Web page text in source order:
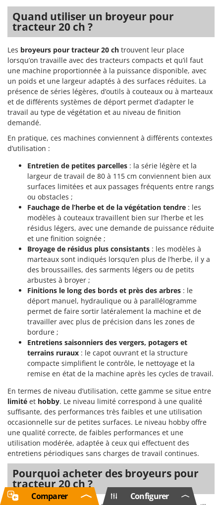
Quand utiliser un broyeur pour
tracteur 20 ch ?
Les broyeurs pour tracteur 20 ch trouvent leur place
lorsqu’on travaille avec des tracteurs compacts et qu’il faut
une machine proportionnée à la puissance disponible, avec
un poids et une largeur adaptés à des surfaces réduites. La
présence de séries légères, d’outils à couteaux ou à marteaux
et de différents systèmes de déport permet d’adapter le
travail au type de végétation et au niveau de finition
demandé.
En pratique, ces machines conviennent à différents contextes
d’utilisation :
Entretien de petites parcelles : la série légère et la
largeur de travail de 80 à 115 cm conviennent bien aux
surfaces limitées et aux passages fréquents entre rangs
ou obstacles ;
Fauchage de l’herbe et de la végétation tendre : les
modèles à couteaux travaillent bien sur l’herbe et les
résidus légers, avec une demande de puissance réduite
et une finition soignée ;
Broyage de résidus plus consistants : les modèles à
marteaux sont indiqués lorsqu’en plus de l’herbe, il y a
des broussailles, des sarments légers ou de petits
arbustes à broyer ;
Finitions le long des bords et près des arbres : le
déport manuel, hydraulique ou à parallélogramme
permet de faire sortir latéralement la machine et de
travailler avec plus de précision dans les zones de
bordure ;
Entretiens saisonniers des vergers, potagers et
terrains ruraux : le capot ouvrant et la structure
compacte simplifient le contrôle, le nettoyage et la
remise en état de la machine après les cycles de travail.
En termes de niveau d’utilisation, cette gamme se situe entre
limité et hobby. Le niveau limité correspond à une qualité
suffisante, des performances très faibles et une utilisation
occasionnelle sur de petites surfaces. Le niveau hobby offre
une qualité correcte, de faibles performances et une
utilisation modérée, adaptée à ceux qui effectuent des
entretiens périodiques sans charges de travail continues.
Pourquoi acheter des broyeurs pour
tracteur 20 ch ?
Configurer
Comparer